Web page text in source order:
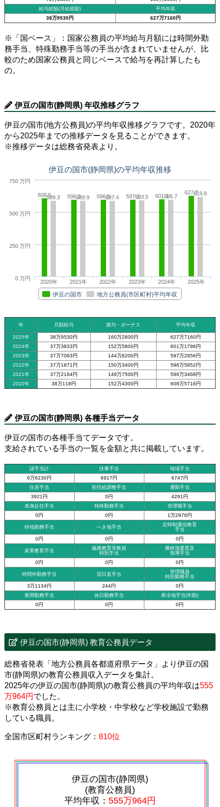
給与総額(月給総額)
平均年収
38万9530円
627万7160円
※「国ベース」：国家公務員の平均給与月額には時間外勤
務手当、特殊勤務手当等の手当が含まれていませんが、比
較のため国家公務員と同じベースで給与を再計算したも
の。
伊豆の国市(静岡県) 年収推移グラフ
伊豆の国市(地方公務員)の平均年収推移グラフです。2020年
から2025年までの推移データを見ることができます。
※推移データは総務省発表より。
伊豆の国市(静岡県)の平均年収推移
608.5 596.3 596.5 597.2 601.1
627.7
589.3
589.9 587.4 593.5 595.7 619.8
伊豆の国市 地方公務員(市区町村)平均年収
2020年 2021年 2022年 2023年 2024年 2025年
0 万円
250 万円
500 万円
750 万円
年 月額給与 賞与・ボーナス 平均年収
2025年 38万9530円 160万2800円
627万7160円
2024年
37万3833円 152万5800円
601万1796円
2023年
37万7063円 144万8200円
597万2956円
2022年
37万1871円 150万3400円
596万5852円
2021年
37万2164円 149万7500円
596万3468円
2020年
38万118円 152万4300円 608万5716円
伊豆の国市(静岡県) 各種手当データ
伊豆の国市の各種手当てデータです。
支給されている手当の一覧を金額と共に掲載しています。
諸手当計 扶養手当
地域手当
6万6230円
6917円
6747円
住居手当
初任給調整手当
通勤手当
3921円
0円
4291円
単身赴任手当
特殊勤務手当
管理職手当
0円
0円 1万2976円
特地勤務手当 へき地手当
定時制通信教育
手当
0円
0円 0円
産業教育手当
義務教育等教員
特別手当
農林漁業普及
指導手当
0円
0円 0円
時間外勤務手当 宿日直手当
管理職員
特別勤務手当
3万1134円
244円
0円
夜間勤務手当
休日勤務手当
寒冷地手当(年額)
0円
0円 0円
伊豆の国市(静岡県) 教育公務員データ
総務省発表「地方公務員各都道府県データ」より伊豆の国
市(静岡県)の教育公務員収入データを集計。
2025年の伊豆の国市(静岡県)の教育公務員の平均年収は555
万964円 でした。
※教育公務員とは主に小学校・中学校など学校施設で勤務
している職員。
全国市区町村ランキング： 810位
伊豆の国市(静岡県)
(教育公務員)
平均年収： 555万964円